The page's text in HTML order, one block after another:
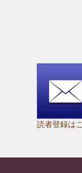
読者登録は